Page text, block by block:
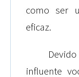
como ser
eficaz.
Devido à
influente